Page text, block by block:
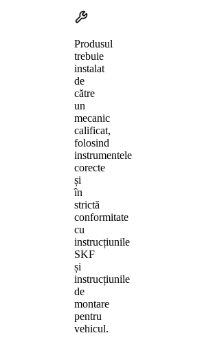
Produsul
trebuie
instalat
de
către
un
mecanic
calificat,
folosind
instrumentele
corecte
și
în
strictă
conformitate
cu
instrucțiunile
SKF
și
instrucțiunile
de
montare
pentru
vehicul.